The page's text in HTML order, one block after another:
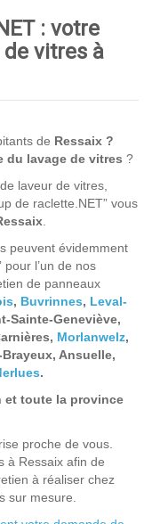
: votre
vitres à
de Ressaix ?
du lavage de vitres ?
laveur de vitres,
de raclette.NET” vous
.
peuvent évidemment
l’un de nos
de panneaux
, Buvrinnes, Leval-
Sainte-Geneviève,
Morlanwelz,
Ansuelle,
.
et toute la province
proche de vous.
à Ressaix afin de
à réaliser chez
sur mesure.